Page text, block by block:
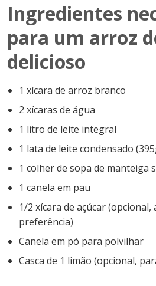
Ingredientes
para um arroz
delicioso
1 xícara de arroz branco
2 xícaras de água
1 litro de leite integral
1 lata de leite condensado
1 colher de sopa de manteiga
1 canela em pau
1/2 xícara de açúcar
preferência)
Canela em pó para polvilhar
Casca de 1 limão (opcional,